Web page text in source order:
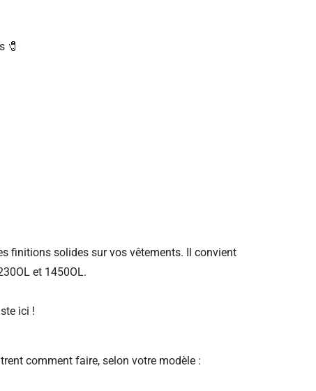
🧷
finitions solides sur vos vêtements. Il convient
et 1450OL.
ici !
comment faire, selon votre modèle :